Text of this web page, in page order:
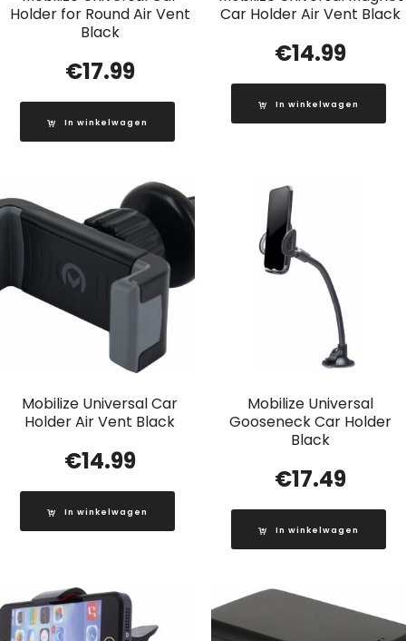
Holder for Round Air Vent
Black
€17.99
In winkelwagen
Car Holder Air Vent Black
€14.99
In winkelwagen
Mobilize Universal Car
Holder Air Vent Black
€14.99
In winkelwagen
Mobilize Universal
Gooseneck Car Holder
Black
€17.49
In winkelwagen